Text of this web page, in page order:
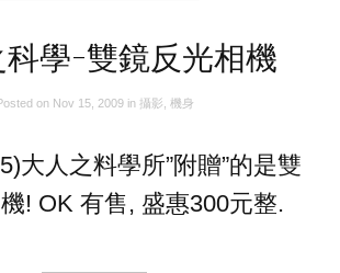
科學-雙鏡反光相機
on Nov 15, 2009 in 攝影 機身
大人之料學所”附贈”的是雙
! OK 有售, 盛惠300元整.